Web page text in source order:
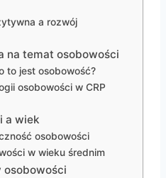
a rozwój
na temat osobowości
to jest osobowość?
osobowości w CRP
a wiek
osobowości
w wieku średnim
osobowości